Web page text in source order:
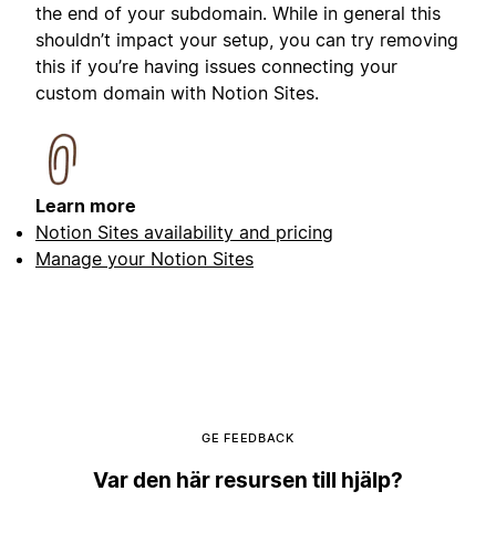
the end of your subdomain. While in general this
shouldn’t impact your setup, you can try removing
this if you’re having issues connecting your
custom domain with Notion Sites.
Learn more
Notion Sites availability and pricing
Manage your Notion Sites
GE FEEDBACK
Var den här resursen till hjälp?